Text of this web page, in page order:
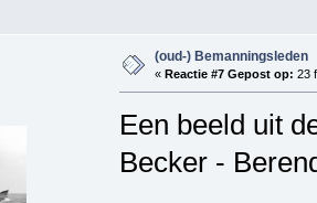
(oud-) Bemanningsleden
« Reactie #7 Gepost op: 23
Een beeld uit
Becker -